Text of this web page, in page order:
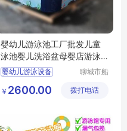
婴幼儿游泳池工厂批发儿童
泳池婴儿洗浴盆母婴店游泳
设备
婴幼儿游泳设备
儿童游泳池
聊城市船
乐设备有
￥ 2600.00 拨打电话